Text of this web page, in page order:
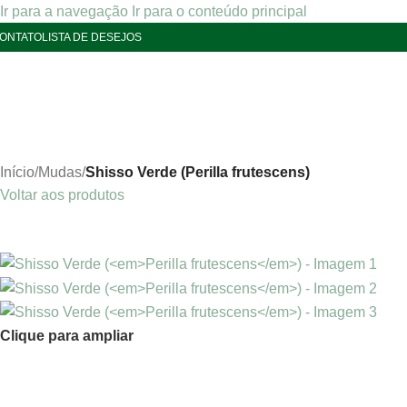
Ir para a navegação Ir para o conteúdo principal
LISTA DE DESEJOS
Início/Mudas/Shisso Verde (Perilla frutescens)
Voltar aos produtos
Clique para ampliar